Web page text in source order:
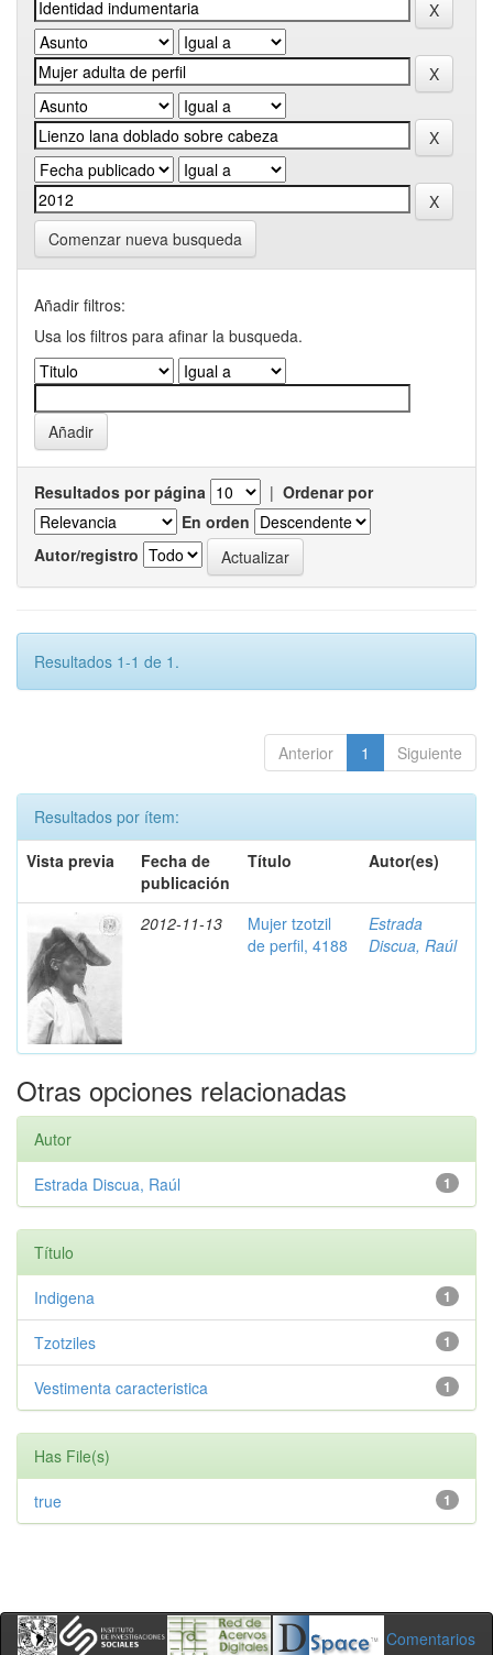
Comenzar nueva busqueda
Añadir filtros:
Usa los filtros para afinar la busqueda.
Resultados por página | Ordenar por
En orden
Autor/registro
Resultados 1-1 de 1.
Anterior 1 Siguiente
Resultados por ítem:
Vista previa
Fecha de
publicación
Título Autor(es)
2012-11-13
Mujer tzotzil
de perfil, 4188
Estrada
Discua, Raúl
Otras opciones relacionadas
Autor
1
Estrada Discua, Raúl
Título
1
Indigena
1
Tzotziles
1
Vestimenta caracteristica
Has File(s)
1
true
Comentarios